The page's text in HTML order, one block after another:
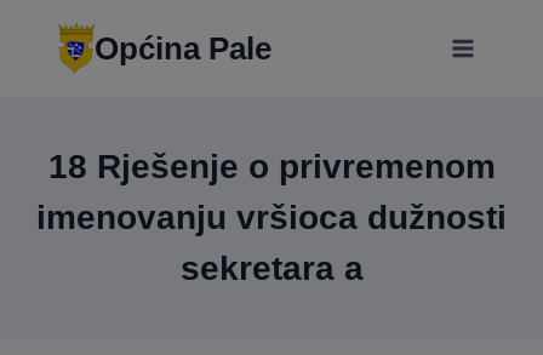
Općina Pale
18 Rješenje o privremenom
imenovanju vršioca dužnosti
sekretara a